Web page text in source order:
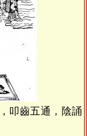
叩齒五通，陰誦